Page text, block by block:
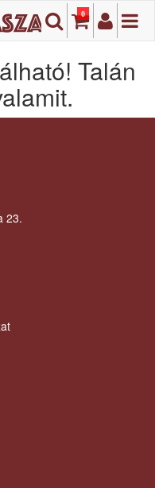
0
Talán
23.